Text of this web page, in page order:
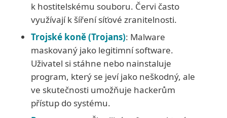
k hostitelskému souboru. Červi často
využívají k šíření síťové zranitelnosti.
Trojské koně (Trojans): Malware
maskovaný jako legitimní software.
Uživatel si stáhne nebo nainstaluje
program, který se jeví jako neškodný, ale
ve skutečnosti umožňuje hackerům
přístup do systému.